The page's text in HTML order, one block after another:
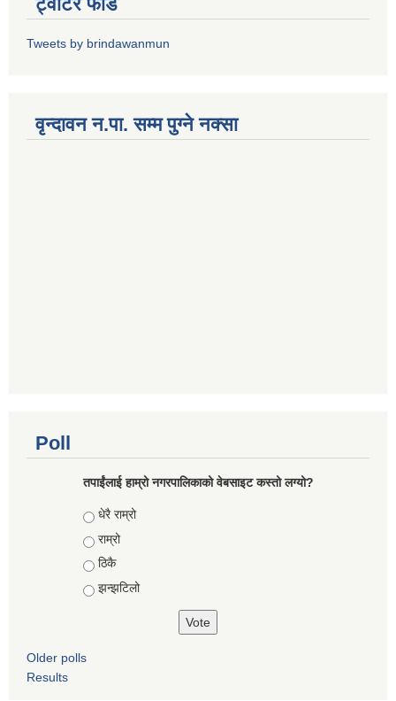
Tweets by brindawanmun
वृन्दावन न.पा. सम्म पुग्ने नक्सा
Poll
तपाईंलाई हाम्रो नगरपालिकाको वेबसाइट कस्तो लग्यो?
Choices
धेरै राम्रो
राम्रो
ठिकै
झन्झटिलो
Older polls
Results